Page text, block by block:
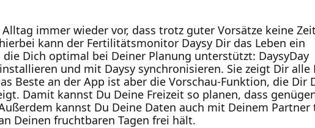
immer wieder vor, dass trotz guter Vorsätze keine
kann der Fertilitätsmonitor Daysy Dir das Leben ein
Dich optimal bei Deiner Planung unterstützt: DaysyDay
und mit Daysy synchronisieren. Sie zeigt Dir alle
Beste an der App ist aber die Vorschau-Funktion, die Dir
Damit kannst Du Deine Freizeit so planen, dass
kannst Du Deine Daten auch mit Deinem Partner
Deinen fruchtbaren Tagen frei hält.